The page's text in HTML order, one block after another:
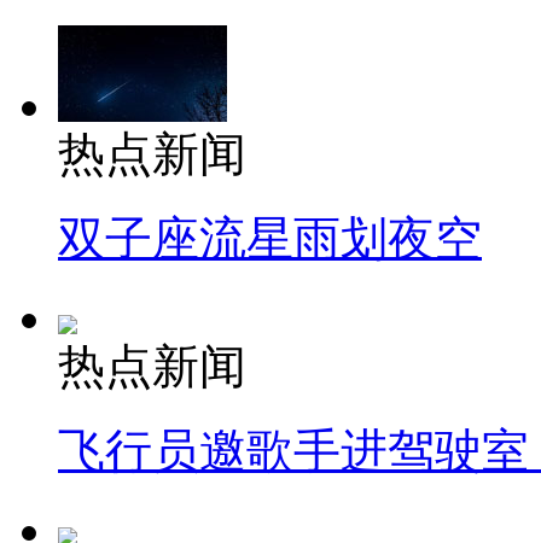
热点新闻
双子座流星雨划夜空
热点新闻
飞行员邀歌手进驾驶